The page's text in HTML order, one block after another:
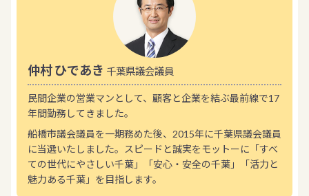
仲村 ひであき 千葉県議会議員
民間企業の営業マンとして、顧客と企業を結ぶ最前線で17
年間勤務してきました。
船橋市議会議員を一期務めた後、2015年に千葉県議会議員
に当選いたしました。スピードと誠実をモットーに「すべ
ての世代にやさしい千葉」「安心・安全の千葉」「活力と
魅力ある千葉」を目指します。